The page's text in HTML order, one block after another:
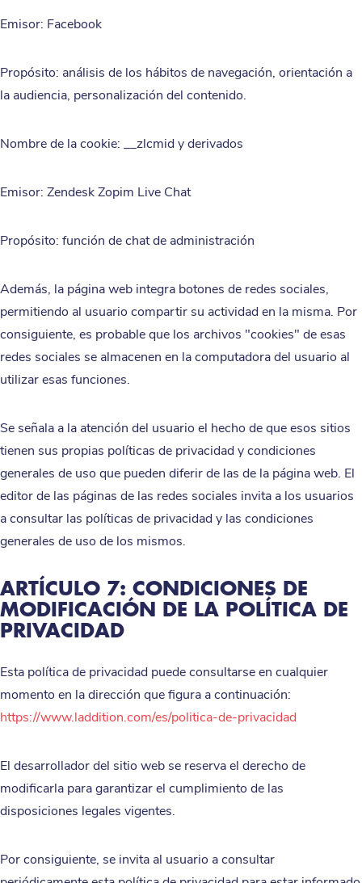
Emisor: Facebook
Propósito: análisis de los hábitos de navegación, orientación a
la audiencia, personalización del contenido.
Nombre de la cookie: __zlcmid y derivados
Emisor: Zendesk Zopim Live Chat
Propósito: función de chat de administración
Además, la página web integra botones de redes sociales,
permitiendo al usuario compartir su actividad en la misma. Por
consiguiente, es probable que los archivos "cookies" de esas
redes sociales se almacenen en la computadora del usuario al
utilizar esas funciones.
Se señala a la atención del usuario el hecho de que esos sitios
tienen sus propias políticas de privacidad y condiciones
generales de uso que pueden diferir de las de la página web. El
editor de las páginas de las redes sociales invita a los usuarios
a consultar las políticas de privacidad y las condiciones
generales de uso de los mismos.
ARTÍCULO 7: CONDICIONES DE
MODIFICACIÓN DE LA POLÍTICA DE
PRIVACIDAD
Esta política de privacidad puede consultarse en cualquier
momento en la dirección que figura a continuación:
https://www.laddition.com/es/politica-de-privacidad
El desarrollador del sitio web se reserva el derecho de
modificarla para garantizar el cumplimiento de las
disposiciones legales vigentes.
Por consiguiente, se invita al usuario a consultar